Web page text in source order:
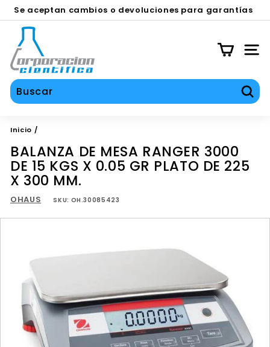
directamente
contenido
diapositivas
SERVICIOS TÉCNICO, CALIBRACIÓN Y REPARACIÓN
Se aceptan cambios o devoluciones para garantías
en equipos contra defecto de fábrica durante los
C
O
C
I
S
Inicio /
BALANZA DE MESA RANGER 3000
DE 15 KGS X 0.05 GR PLATO DE 225
X 300 MM.
OHAUS SKU: OH.30085423